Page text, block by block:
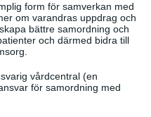
form för samverkan med
om varandras uppdrag och
bättre samordning och
och därmed bidra till
vårdcentral (en
för samordning med